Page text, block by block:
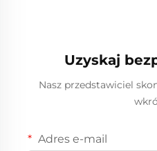
– do obsługi
cateringowej i rzemiosła
Uzyskaj
Nasz przedstawiciel
Adres e-mail